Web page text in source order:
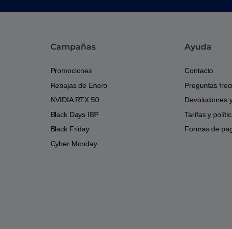
Campañas
Promociones
Rebajas de Enero
NVIDIA RTX 50
Black Days IBP
Black Friday
Cyber Monday
Ayuda
Contacto
Preguntas
Devoluciones
Tarifas y
Formas de